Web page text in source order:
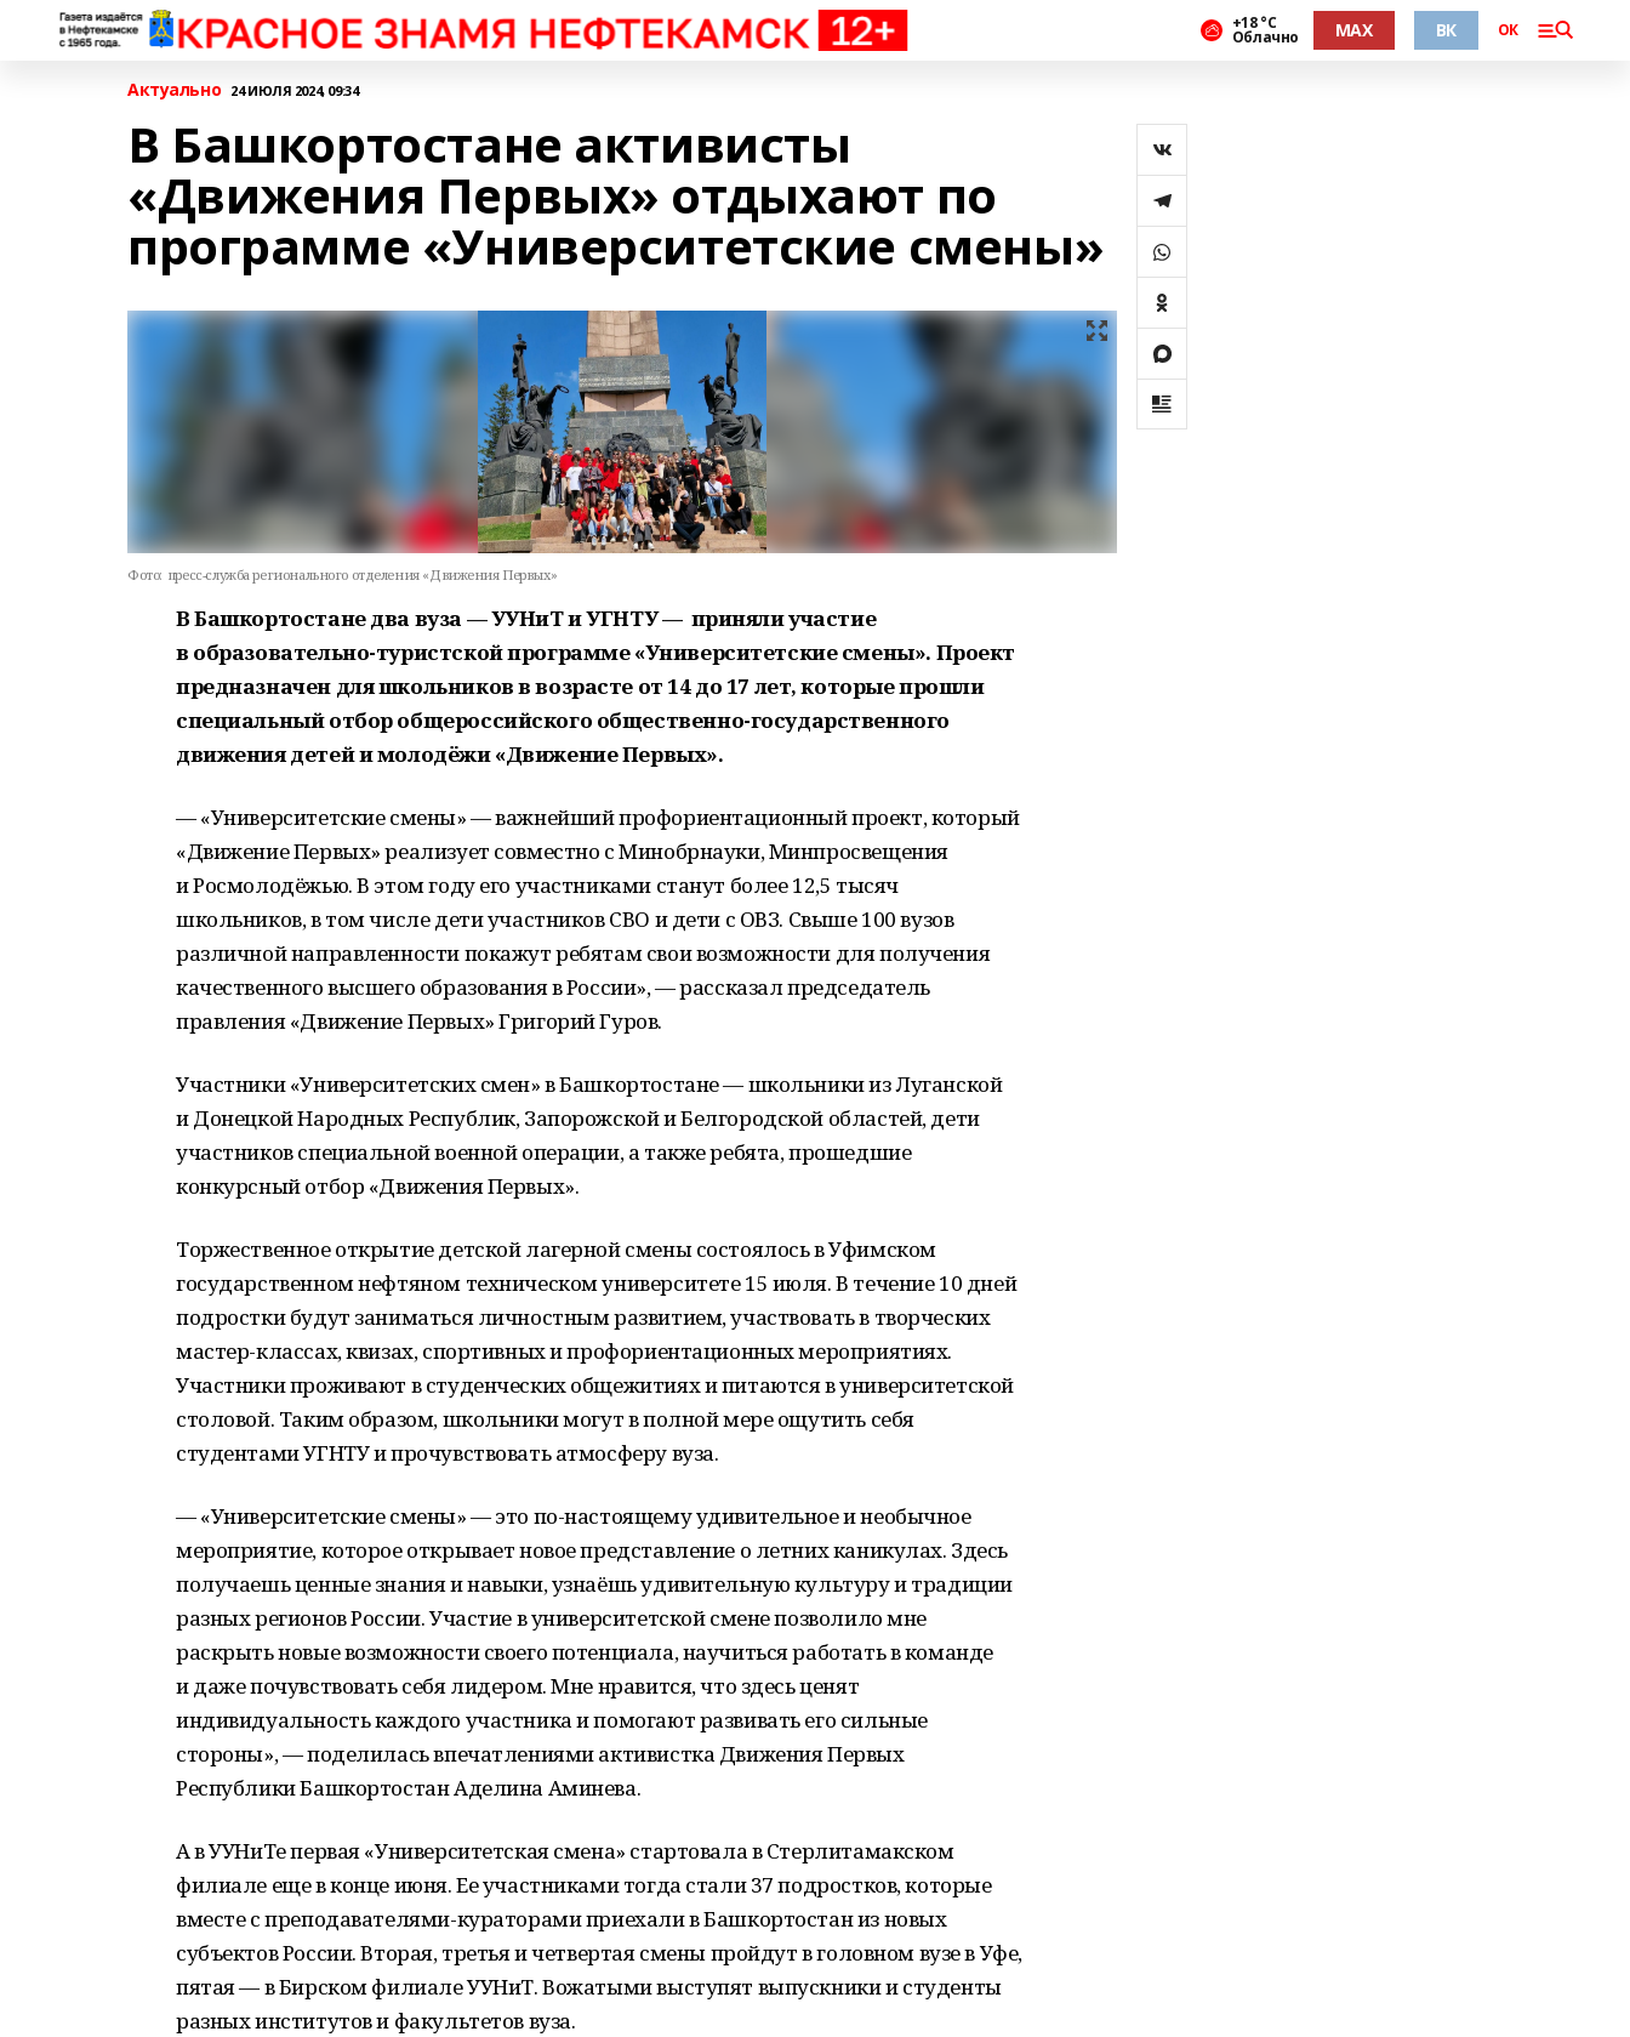
+18 °С
Облачно MAX ВК ОК
Актуально 24 ИЮЛЯ 2024, 09:34
В Башкортостане активисты
«Движения Первых» отдыхают по
программе «Университетские смены»
Фото: пресс-служба регионального отделения «Движения Первых»
В Башкортостане два вуза — УУНиТ и УГНТУ — приняли участие
в образовательно-туристской программе «Университетские смены». Проект
предназначен для школьников в возрасте от 14 до 17 лет, которые прошли
специальный отбор общероссийского общественно-государственного
движения детей и молодёжи «Движение Первых».
— «Университетские смены» — важнейший профориентационный проект, который
«Движение Первых» реализует совместно с Минобрнауки, Минпросвещения
и Росмолодёжью. В этом году его участниками станут более 12,5 тысяч
школьников, в том числе дети участников СВО и дети с ОВЗ. Свыше 100 вузов
различной направленности покажут ребятам свои возможности для получения
качественного высшего образования в России», — рассказал председатель
правления «Движение Первых» Григорий Гуров.
Участники «Университетских смен» в Башкортостане — школьники из Луганской
и Донецкой Народных Республик, Запорожской и Белгородской областей, дети
участников специальной военной операции, а также ребята, прошедшие
конкурсный отбор «Движения Первых».
Торжественное открытие детской лагерной смены состоялось в Уфимском
государственном нефтяном техническом университете 15 июля. В течение 10 дней
подростки будут заниматься личностным развитием, участвовать в творческих
мастер-классах, квизах, спортивных и профориентационных мероприятиях.
Участники проживают в студенческих общежитиях и питаются в университетской
столовой. Таким образом, школьники могут в полной мере ощутить себя
студентами УГНТУ и прочувствовать атмосферу вуза.
— «Университетские смены» — это по-настоящему удивительное и необычное
мероприятие, которое открывает новое представление о летних каникулах. Здесь
получаешь ценные знания и навыки, узнаёшь удивительную культуру и традиции
разных регионов России. Участие в университетской смене позволило мне
раскрыть новые возможности своего потенциала, научиться работать в команде
и даже почувствовать себя лидером. Мне нравится, что здесь ценят
индивидуальность каждого участника и помогают развивать его сильные
стороны», — поделилась впечатлениями активистка Движения Первых
Республики Башкортостан Аделина Аминева.
А в УУНиТе первая «Университетская смена» стартовала в Стерлитамакском
филиале еще в конце июня. Ее участниками тогда стали 37 подростков, которые
вместе с преподавателями-кураторами приехали в Башкортостан из новых
субъектов России. Вторая, третья и четвертая смены пройдут в головном вузе в Уфе,
пятая — в Бирском филиале УУНиТ. Вожатыми выступят выпускники и студенты
разных институтов и факультетов вуза.